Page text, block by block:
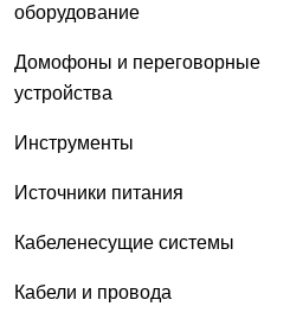
оборудование
Домофоны и переговорные
устройства
Инструменты
Источники питания
Кабеленесущие системы
Кабели и провода